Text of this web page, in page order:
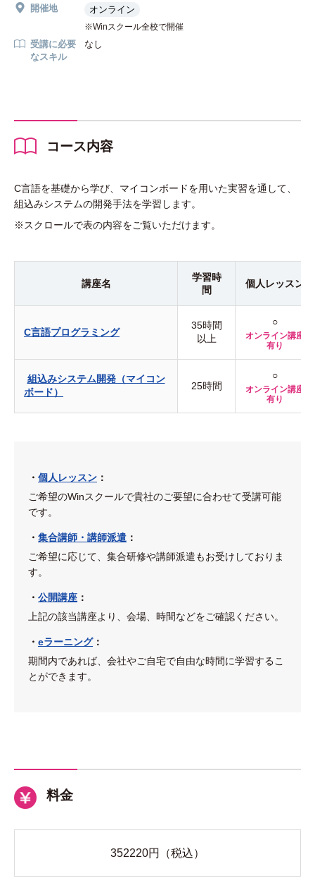
開催地 オンライン
Winスクール全校で開催
受講に必要
なスキル
なし
コース内容
C言語を基礎から学び、マイコンボードを用いた実習を通して、
組込みシステムの開発手法を学習します。
※スクロールで表の内容をご覧いただけます。
講座名
学習時
間
個人レッスン
C言語プログラミング
35時間
以上
○
オンライン講座
有り
組込みシステム開発（マイコン
ボード）
25時間
○
オンライン講座
有り
・ 個人レッスン ：
ご希望のWinスクールで貴社のご要望に合わせて受講可能
です。
・ 集合講師・講師派遣 ：
ご希望に応じて、集合研修や講師派遣もお受けしておりま
す。
・ 公開講座 ：
上記の該当講座より、会場、時間などをご確認ください。
・ eラーニング：
期間内であれば、会社やご自宅で自由な時間に学習するこ
とができます。
料金
352220円（税込）